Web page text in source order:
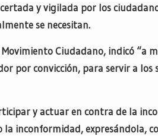
y vigilada por los
se necesitan.
Ciudadano, indicó “a
por convicción, para servir a los
y actuar en contra de la
la inconformidad, expresándola,